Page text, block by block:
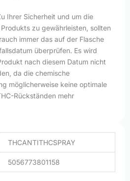
Ihrer Sicherheit und um die
zu gewährleisten, sollten
immer das auf der Flasche
überprüfen. Es wird
nach diesem Datum nicht
da die chemische
möglicherweise keine optimale
Rückständen mehr
THCANTITHCSPRAY
5056773801158